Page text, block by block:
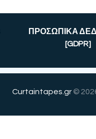
ΠΡΟΣΩΠΙΚΑ
[GDPR]
Curtaintapes.gr©